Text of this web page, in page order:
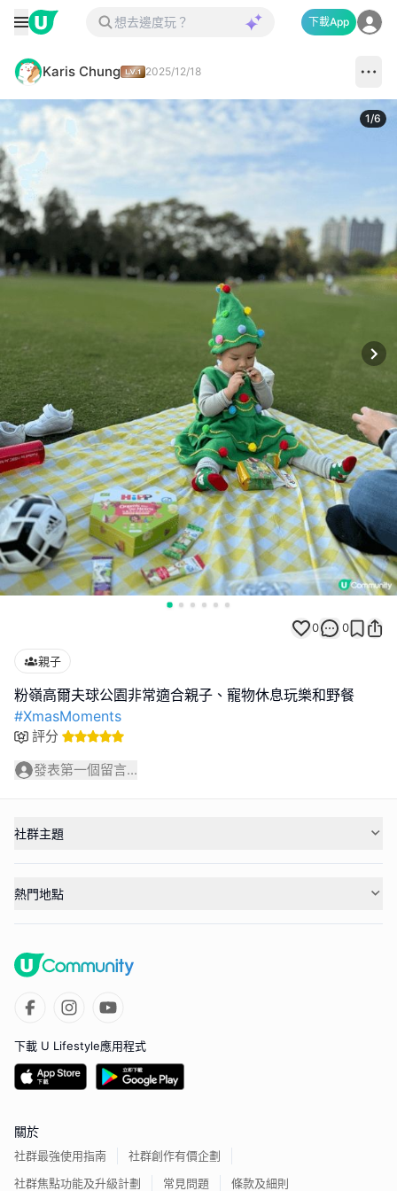
下載App
Karis Chung 2025/12/18
1/6
0 0
親子
#XmasMoments
評分
發表第一個留言...
社群主題
熱門地點
下載 U Lifestyle應用程式
關於
社群最強使用指南
社群創作有價企劃
社群焦點功能及升級計劃
常見問題 條款及細則